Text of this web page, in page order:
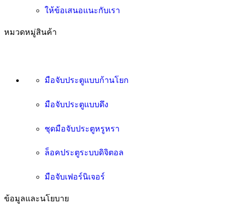
ให้ข้อเสนอแนะกับเรา
หมวดหมู่สินค้า
มือจับประตูแบบก้านโยก
มือจับประตูแบบดึง
ชุดมือจับประตูหรูหรา
ล็อคประตูระบบดิจิตอล
มือจับเฟอร์นิเจอร์
ข้อมูลและนโยบาย